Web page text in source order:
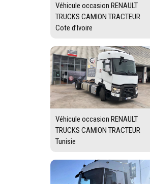
Véhicule occasion RENAULT
TRUCKS CAMION TRACTEUR
Cote d’Ivoire
Véhicule occasion RENAULT
TRUCKS CAMION TRACTEUR
Tunisie